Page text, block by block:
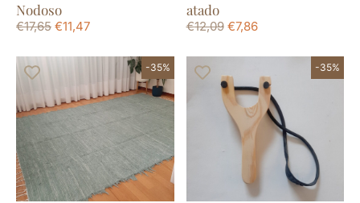
Nodoso
€17,65 €11,47
atado
€12,09 €7,86
-35% -35%